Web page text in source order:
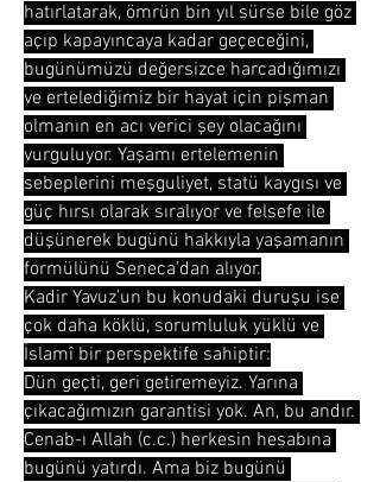
hatırlatarak, ömrün bin yıl sürse bile göz
açıp kapayıncaya kadar geçeceğini,
bugünümüzü değersizce harcadığımızı
ve ertelediğimiz bir hayat için pişman
olmanın en acı verici şey olacağını
vurguluyor. Yaşamı ertelemenin
sebeplerini meşguliyet, statü kaygısı ve
güç hırsı olarak sıralıyor ve felsefe ile
düşünerek bugünü hakkıyla yaşamanın
formülünü Seneca’dan alıyor.
Kadir Yavuz’un bu konudaki duruşu ise
çok daha köklü, sorumluluk yüklü ve
İslamî bir perspektife sahiptir:
Dün geçti, geri getiremeyiz. Yarına
çıkacağımızın garantisi yok. An, bu andır.
Cenab-ı Allah (c.c.) herkesin hesabına
bugünü yatırdı. Ama biz bugünü